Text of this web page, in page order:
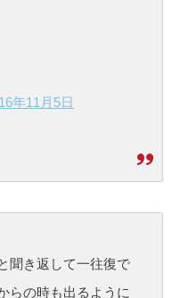
年11月5日
聞き返して一往復で
らの時も出るように